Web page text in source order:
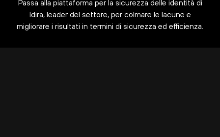
Passa alla piattaforma per la sicurezza delle identità di
Idira, leader del settore, per colmare le lacune e
migliorare i risultati in termini di sicurezza ed efficienza.